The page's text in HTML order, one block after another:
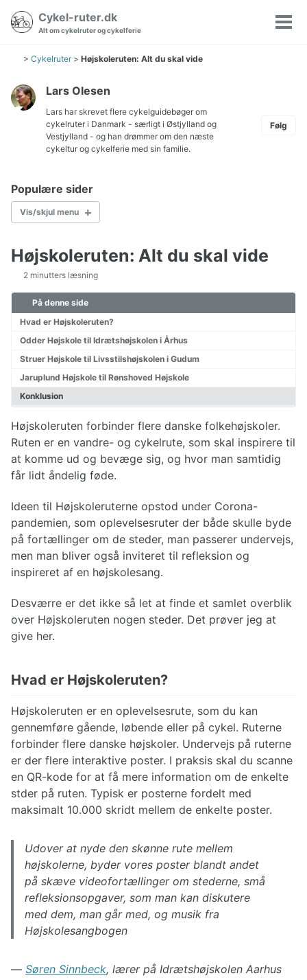
Cykel-ruter.dk
Alt om cykelruter og cykelferie
SøgningVis/
> Cykelruter > Højskoleruten: Alt du skal vide
Lars Olesen
Lars har skrevet flere cykelguidebøger om
cykelruter i Danmark - særligt i Østjylland og
Vestjylland - og han drømmer om den næste
cykeltur og cykelferie med sin familie.
Følg
Populære sider
Vis/skjul menu
Cykelkort Danmark
Børn på cykeltur
Hvordan pakkes cyklen?
Pakkeliste til cykeltur
Planlægning af cykelturen
Valg af cykel
Reparationer af cykel
Nationale cykelruter
Regionale cykelruter
Cykelruter København
Cykelruter Århus
Cykelruter Østjylland
Cykelruter Bornholm
Cykelruter Fyn
Banestier
Højskoleruten: Alt du skal vide
2 minutters læsning
På denne side
Hvad er Højskoleruten?
Odder Højskole til Idrætshøjskolen i Århus
Struer Højskole til Livsstilshøjskolen i Gudum
Jaruplund Højskole til Rønshoved Højskole
Konklusion
Højskoleruten forbinder flere danske folkehøjskoler.
Ruten er en vandre- og cykelrute, som skal inspirere til
at komme ud og bevæge sig, og hvor man samtidig
får lidt åndelig føde.
Ideen til Højskoleruterne opstod under Corona-
pandemien, som oplevelsesruter der både skulle byde
på fortællinger om de steder, man passerer undervejs,
men man bliver også inviteret til refleksion og
inspireret af en højskolesang.
Desværre er det ikke så let at finde et samlet overblik
over Højskoleruten nogen steder. Det prøver jeg at
give her.
Hvad er Højskoleruten?
Højskoleruten er en oplevelsesrute, som du kan
gennemføre gående, løbende eller på cykel. Ruterne
forbinder flere danske højskoler. Undervejs på ruterne
er der flere interaktive poster. I praksis skal du scanne
en QR-kode for at få mere information om de enkelte
stder på ruten. Typisk er posterne fordelt med
maksimalt 10.000 skridt mellem de enkelte poster.
Udover at nyde den skønne rute mellem
højskolerne, byder vores poster blandt andet
på skæve videofortællinger om stederne, små
refleksionsopgaver, som man kan diskutere
med dem, man går med, og musik fra
Højskolesangbogen
— Søren Sinnbeck, lærer på Idrætshøjskolen Aarhus